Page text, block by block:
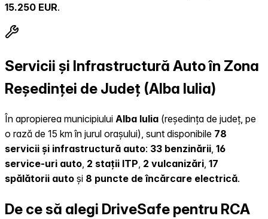
15.250 EUR.
Servicii și Infrastructură Auto în Zona
Reședinței de Județ (Alba Iulia)
În apropierea municipiului Alba Iulia (reședința de județ, pe
o rază de 15 km în jurul orașului), sunt disponibile 78
servicii și infrastructură auto: 33 benzinării, 16
service-uri auto, 2 stații ITP, 2 vulcanizări, 17
spălătorii auto și 8 puncte de încărcare electrică.
De ce să alegi DriveSafe pentru RCA